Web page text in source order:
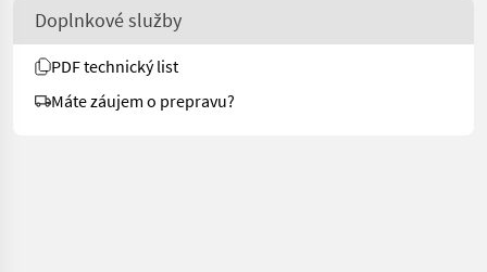
Doplnkové služby
PDF technický list
Máte záujem o prepravu?